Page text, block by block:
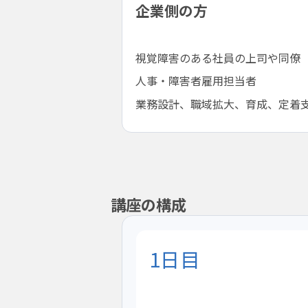
企業側の方
視覚障害のある社員の上司や同僚
人事・障害者雇用担当者
業務設計、職域拡大、育成、定着
講座の構成
1日目